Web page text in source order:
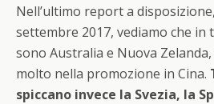
Nell’ultimo report a
settembre 2017, vediamo che in
sono Australia e Nuova
molto nella promozione in Cina.
spiccano invece la Svezia, la